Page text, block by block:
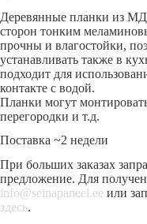
Деревянные планки из
сторон тонким
прочны и влагостойки,
устанавливать также в
подходит для
контакте с водой.
Планки могут
перегородки и т.д.
Поставка ~2 недели
При больших заказах
предложение. Для
info@seinapaneel.ee или
здесь.